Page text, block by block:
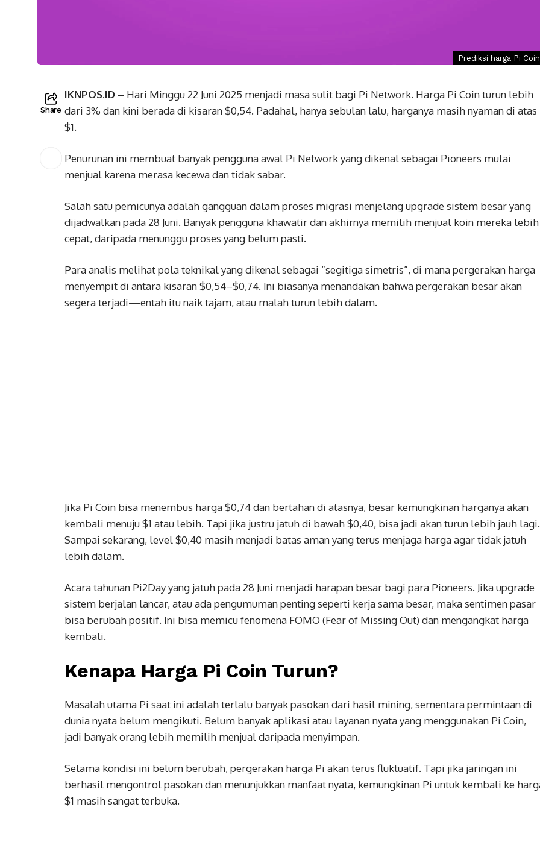
Prediksi harga Pi Coin
Share
IKNPOS.ID – Hari Minggu 22 Juni 2025 menjadi masa sulit bagi Pi Network. Harga Pi Coin turun lebih
dari 3% dan kini berada di kisaran $0,54. Padahal, hanya sebulan lalu, harganya masih nyaman di atas
$1.
Penurunan ini membuat banyak pengguna awal Pi Network yang dikenal sebagai Pioneers mulai
menjual karena merasa kecewa dan tidak sabar.
Salah satu pemicunya adalah gangguan dalam proses migrasi menjelang upgrade sistem besar yang
dijadwalkan pada 28 Juni. Banyak pengguna khawatir dan akhirnya memilih menjual koin mereka lebih
cepat, daripada menunggu proses yang belum pasti.
Para analis melihat pola teknikal yang dikenal sebagai “segitiga simetris”, di mana pergerakan harga
menyempit di antara kisaran $0,54–$0,74. Ini biasanya menandakan bahwa pergerakan besar akan
segera terjadi—entah itu naik tajam, atau malah turun lebih dalam.
Jika Pi Coin bisa menembus harga $0,74 dan bertahan di atasnya, besar kemungkinan harganya akan
kembali menuju $1 atau lebih. Tapi jika justru jatuh di bawah $0,40, bisa jadi akan turun lebih jauh lagi.
Sampai sekarang, level $0,40 masih menjadi batas aman yang terus menjaga harga agar tidak jatuh
lebih dalam.
Acara tahunan Pi2Day yang jatuh pada 28 Juni menjadi harapan besar bagi para Pioneers. Jika upgrade
sistem berjalan lancar, atau ada pengumuman penting seperti kerja sama besar, maka sentimen pasar
bisa berubah positif. Ini bisa memicu fenomena FOMO (Fear of Missing Out) dan mengangkat harga
kembali.
Kenapa Harga Pi Coin Turun?
Masalah utama Pi saat ini adalah terlalu banyak pasokan dari hasil mining, sementara permintaan di
dunia nyata belum mengikuti. Belum banyak aplikasi atau layanan nyata yang menggunakan Pi Coin,
jadi banyak orang lebih memilih menjual daripada menyimpan.
Selama kondisi ini belum berubah, pergerakan harga Pi akan terus fluktuatif. Tapi jika jaringan ini
berhasil mengontrol pasokan dan menunjukkan manfaat nyata, kemungkinan Pi untuk kembali ke
$1 masih sangat terbuka.